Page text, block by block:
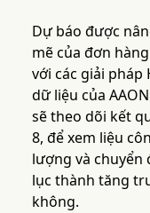
Dự báo được
mẽ của đơn
với các giải pháp
dữ liệu của
sẽ theo dõi kết
8, để xem liệu
lượng và
lục thành tăng
không.